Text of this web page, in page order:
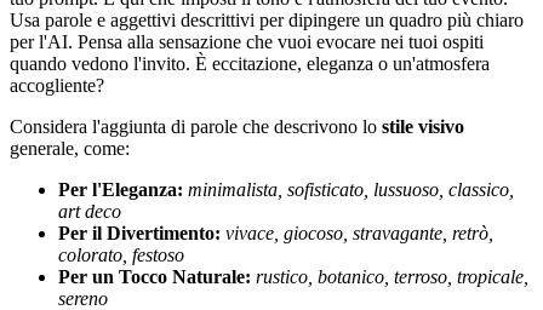
Usa parole e aggettivi descrittivi per dipingere un quadro più chiaro
per l'AI. Pensa alla sensazione che vuoi evocare nei tuoi ospiti
quando vedono l'invito. È eccitazione, eleganza o un'atmosfera
accogliente?
Considera l'aggiunta di parole che descrivono lo stile visivo
generale, come:
Per l'Eleganza: minimalista, sofisticato, lussuoso, classico,
art deco
Per il Divertimento: vivace, giocoso, stravagante, retrò,
colorato, festoso
Per un Tocco Naturale: rustico, botanico, terroso, tropicale,
sereno